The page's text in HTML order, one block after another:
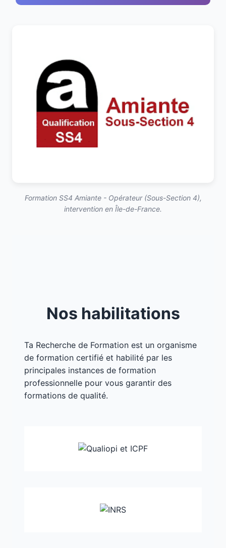
Formation SS4 Amiante - Opérateur (Sous-Section 4),
intervention en Île-de-France.
Nos habilitations
Ta Recherche de Formation est un organisme
de formation certifié et habilité par les
principales instances de formation
professionnelle pour vous garantir des
formations de qualité.